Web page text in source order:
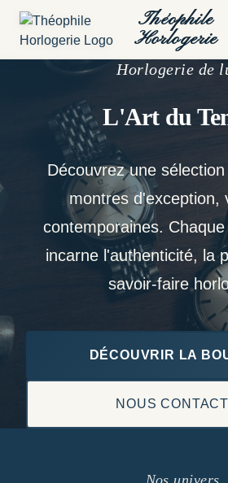
Théophile
Horlogerie
Horlogerie de
L'Art du
Découvrez une
montres d'exception,
contemporaines.
incarne l'authenticité, la
savoir-faire
DÉCOUVRIR LA
NOUS
Nos univers